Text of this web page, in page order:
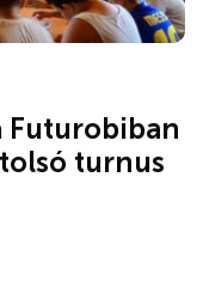
Futurobiban
turnus